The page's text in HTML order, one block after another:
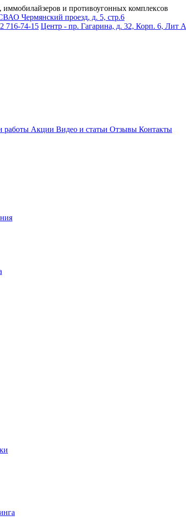
иммобилайзеров и противоугонных комплексов
Чермянский проезд, д. 5, стр.6
716-74-15 Центр - пр. Гагарина, д. 32, Корп. 6, Лит А
работы Акции Видео и статьи Отзывы Контакты